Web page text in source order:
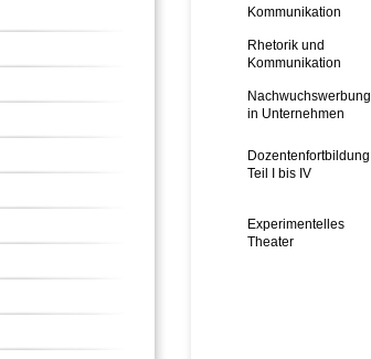
Kommunikation
Rhetorik und
Kommunikation
Nachwuchswerbung
in Unternehmen
Dozentenfortbildung
Teil I bis IV
Experimentelles
Theater